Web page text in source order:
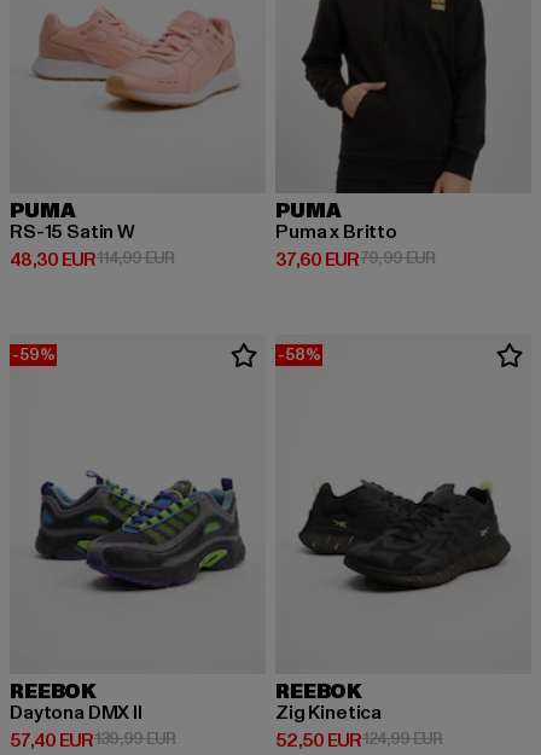
PUMA
RS-15 Satin W
48,30 EUR
Derzeitiger Preis: 48,30 EUR
114,99 EURAktionspreis: 114,99 EUR
PUMA
Puma x Britto
37,60 EUR
Derzeitiger Preis: 37,60 EUR
79,99 EURAktionspreis:
-59%
REEBOK
Daytona DMX II
57,40 EUR
Derzeitiger Preis: 57,40 EUR
139,99 EURAktionspreis: 139,99 EUR
-58%
REEBOK
Zig Kinetica
52,50 EUR
Derzeitiger Preis: 52,50 EUR
124,99 EURAktionspreis: